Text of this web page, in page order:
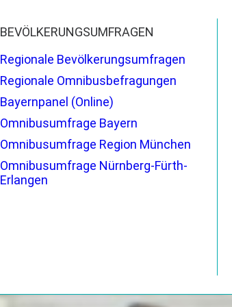
BEVÖLKERUNGSUMFRAGEN
Regionale Bevölkerungsumfragen
Regionale Omnibusbefragungen
Bayernpanel (Online)
Omnibusumfrage Bayern
Omnibusumfrage Region München
Omnibusumfrage Nürnberg-Fürth-
Erlangen